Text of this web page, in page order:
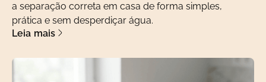
a separação correta em casa de forma simples,
prática e sem desperdiçar água.
Leia mais